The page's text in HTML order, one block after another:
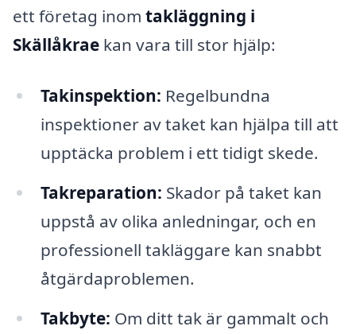
ett företag inom takläggning i
Skällåkrae kan vara till stor hjälp:
Takinspektion: Regelbundna
inspektioner av taket kan hjälpa till att
upptäcka problem i ett tidigt skede.
Takreparation: Skador på taket kan
uppstå av olika anledningar, och en
professionell takläggare kan snabbt
åtgärdaproblemen.
Takbyte: Om ditt tak är gammalt och